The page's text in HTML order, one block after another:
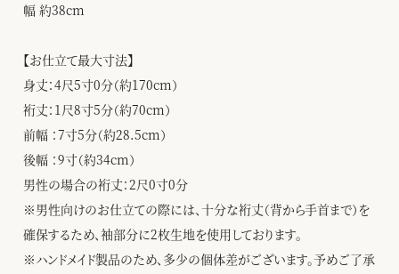
幅 約38cm
【お仕立て最大寸法】
身丈：4尺5寸0分（約170cm）
裄丈：1尺8寸5分（約70cm）
前幅 ：7寸5分（約28.5cm）
後幅 ：9寸（約34cm）
男性の場合の裄丈：2尺0寸0分
※男性向けのお仕立ての際には、十分な裄丈（背から手首まで）を
確保するため、袖部分に2枚生地を使用しております。
※ハンドメイド製品のため、多少の個体差がございます。予めご了承